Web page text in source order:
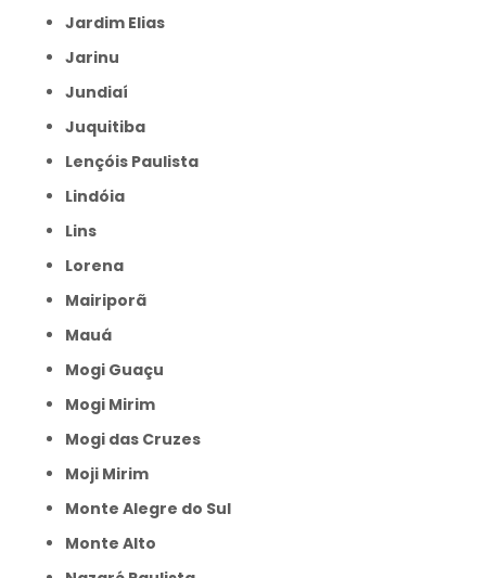
Jardim Elias
Jarinu
Jundiaí
Juquitiba
Lençóis Paulista
Lindóia
Lins
Lorena
Mairiporã
Mauá
Mogi Guaçu
Mogi Mirim
Mogi das Cruzes
Moji Mirim
Monte Alegre do Sul
Monte Alto